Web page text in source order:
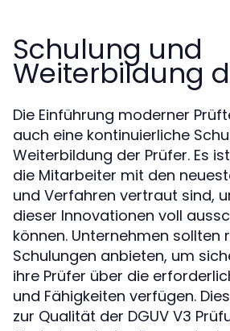
Schulung und
Weiterbildung
Die Einführung moderner
auch eine kontinuierliche
Weiterbildung der Prüfer. Es
die Mitarbeiter mit den
und Verfahren vertraut sind,
dieser Innovationen voll
können. Unternehmen sollten
Schulungen anbieten, um
ihre Prüfer über die
und Fähigkeiten verfügen.
zur Qualität der DGUV V3